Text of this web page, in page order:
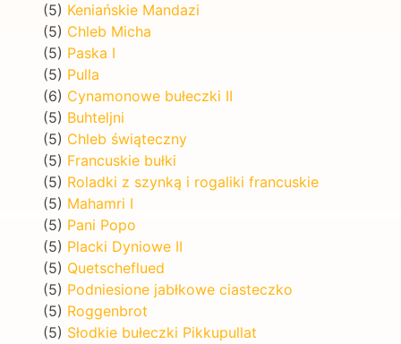
(5) Keniańskie Mandazi
(5) Chleb Micha
(5) Paska I
(5) Pulla
(6) Cynamonowe bułeczki II
(5) Buhteljni
(5) Chleb świąteczny
(5) Francuskie bułki
(5) Roladki z szynką i rogaliki francuskie
(5) Mahamri I
(5) Pani Popo
(5) Placki Dyniowe II
(5) Quetscheflued
(5) Podniesione jabłkowe ciasteczko
(5) Roggenbrot
(5) Słodkie bułeczki Pikkupullat